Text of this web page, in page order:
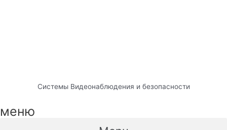
Системы Видеонаблюдения и безопасности
меню